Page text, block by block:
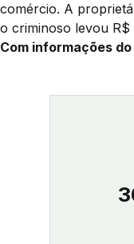
comércio. A
o criminoso levou R$
Com informações